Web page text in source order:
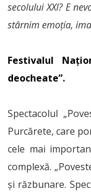
secolului XXI? E
stârnim emoția,
Festivalul
deocheate”.
Spectacolul
Purcărete, care
cele mai
complexă.
și răzbunare.